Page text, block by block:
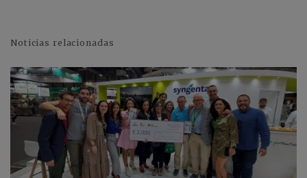
Noticias relacionadas